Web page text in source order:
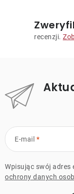
recenzji.
E-mail
Wpisując swój adres
ochrony danych